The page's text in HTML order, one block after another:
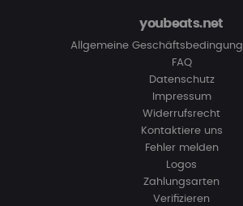
youbeats.net
Allgemeine
FAQ
Datenschutz
Impressum
Widerrufsrecht
Kontaktiere uns
Fehler melden
Logos
Zahlungsarten
Verifizieren